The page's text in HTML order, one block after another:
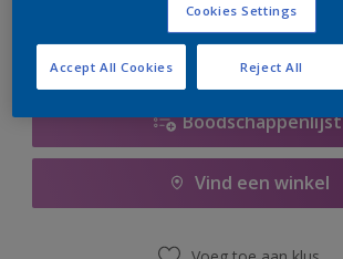
Boodschappenlijst
Vind een winkel
Cookies Settings
Reject All
Accept All Cookies